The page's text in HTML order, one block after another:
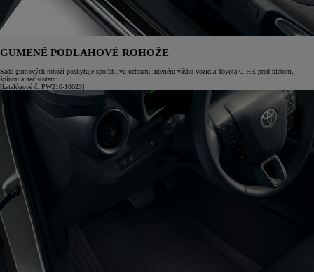
GUMENÉ PODLAHOVÉ ROHOŽE
Sada gumových rohoží poskytuje spoľahlivú ochranu interiéru vášho vozidla Toyota C-HR pred blatom,
špinou a nečistotami.
[katalógové č. PW210-10023]